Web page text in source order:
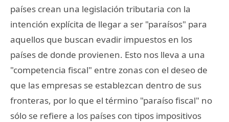
países crean una legislación tributaria con la
intención explícita de llegar a ser "paraísos" para
aquellos que buscan evadir impuestos en los
países de donde provienen. Esto nos lleva a una
"competencia fiscal" entre zonas con el deseo de
que las empresas se establezcan dentro de sus
fronteras, por lo que el término "paraíso fiscal" no
sólo se refiere a los países con tipos impositivos